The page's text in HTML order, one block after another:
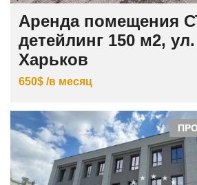
Аренда помещения
детейлинг 150 м2,
Харьков
650$ /в месяц